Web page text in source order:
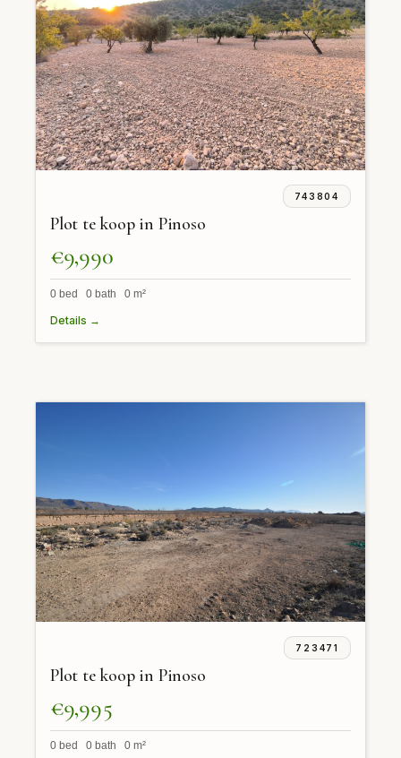
743804
Plot te koop in Pinoso
€9,990
0 bed 0 bath 0 m²
Details →
723471
Plot te koop in Pinoso
€9,995
0 bed 0 bath 0 m²